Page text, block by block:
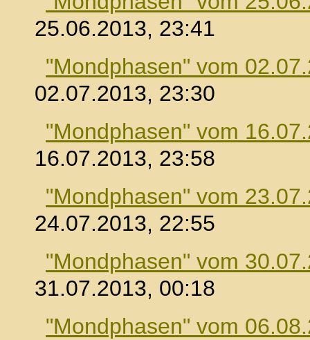
25.06.2013, 23:41
"Mondphasen" vom
02.07.2013, 23:30
"Mondphasen" vom
16.07.2013, 23:58
"Mondphasen" vom
24.07.2013, 22:55
"Mondphasen" vom
31.07.2013, 00:18
"Mondphasen" vom